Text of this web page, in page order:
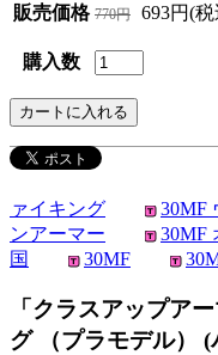
販売価格 770円 693円(
購入数
ァイキング
30MF
ンアーマー
30MF
国
30MF
「クラスアップア
グ （プラモデル）